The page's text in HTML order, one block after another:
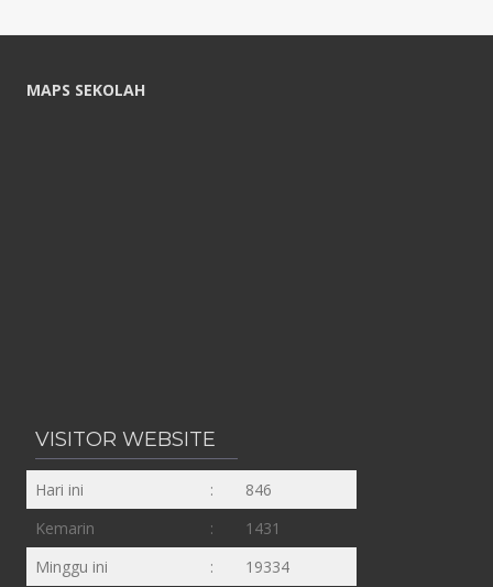
MAPS SEKOLAH
VISITOR WEBSITE
Hari ini :
846
Kemarin
:
1431
Minggu ini
: 19334